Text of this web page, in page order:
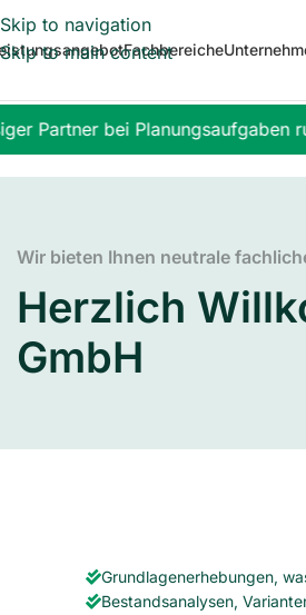
Skip to navigation
Skip to main contentFachbereiche
Partner bei Planungsaufgaben
Wir bieten Ihnen neutrale
Herzlich
GmbH
Grundlagenerhebungen,
Bestandsanalysen,